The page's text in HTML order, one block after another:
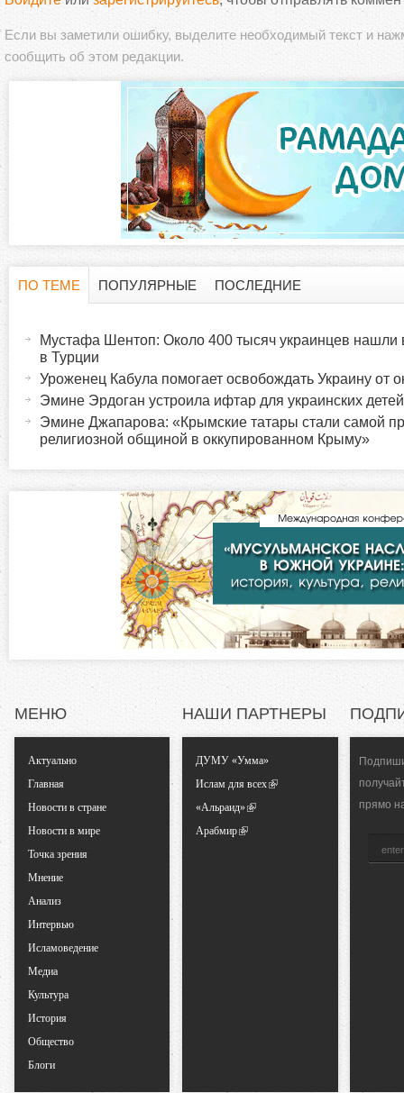
Если вы заметили ошибку, выделите необходимый текст и
сообщить об этом редакции.
з
а
л
ь
ПО ТЕМЕ
я
ПОПУЛЯРНЫЕ ПОСЛЕДНИЕ
Мустафа Шентоп: Около 400 тысяч украинцев
в Турции
Уроженец Кабула помогает освобождать Украину от
Эмине Эрдоган устроила ифтар для украинских
Эмине Джапарова: «Крымские татары стали самой
религиозной общиной в оккупированном Крыму»
МЕНЮ
Актуально
Главная
Новости в стране
Новости в мире
Точка зрения
Мнение
Анализ
Интервью
Исламоведение
Медиа
Культура
История
Общество
Блоги
НАШИ ПАРТНЕРЫ
ДУМУ «Умма»
Ислам для всех
«Альраид»
Арабмир
прямо